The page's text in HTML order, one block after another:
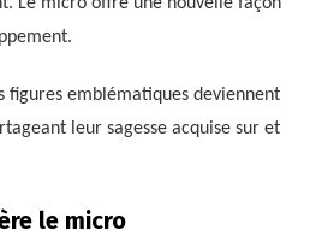
figures emblématiques deviennent
leur sagesse acquise sur et
le micro